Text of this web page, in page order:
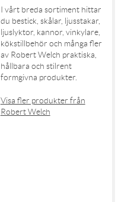
I vårt breda sortiment hittar
du bestick, skålar, ljusstakar,
ljuslyktor, kannor, vinkylare,
kökstillbehör och många fler
av Robert Welch praktiska,
hållbara och stilrent
formgivna produkter.
Visa fler produkter från
Robert Welch